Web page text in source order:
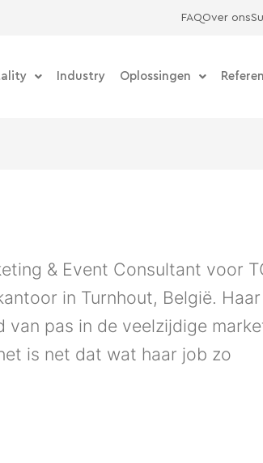
FAQOver ons
Industry Oplossingen
& Event Consultant voor
in Turnhout, België. Haar
pas in de veelzijdige
is net dat wat haar job zo